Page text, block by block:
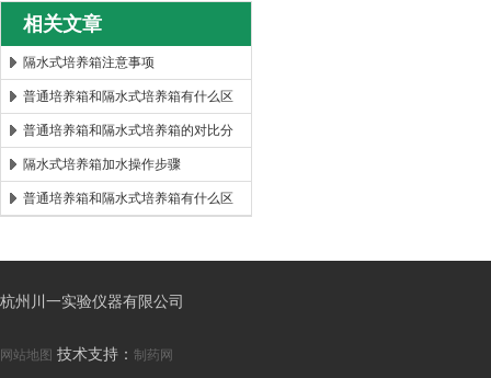
相关文章
隔水式培养箱注意事项
普通培养箱和隔水式培养箱有什么区
别
普通培养箱和隔水式培养箱的对比分
析
隔水式培养箱加水操作步骤
普通培养箱和隔水式培养箱有什么区
杭州川一实验仪器有限公司
网站地图 技术支持： 制药网